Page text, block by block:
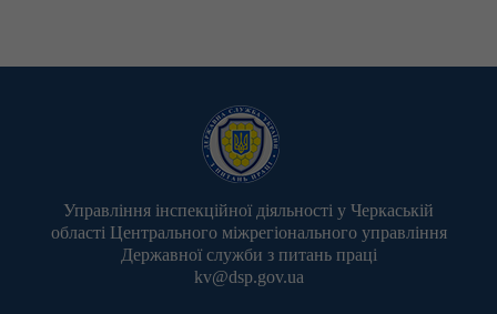
Управління інспекційної діяльності у Черкаській
області Центрального міжрегіонального управління
Державної служби з питань праці
kv@dsp.gov.ua